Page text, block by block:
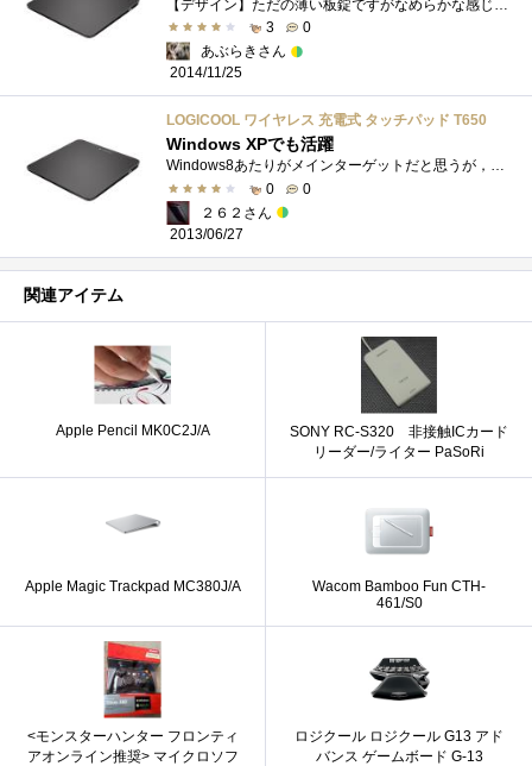
3
0
あぶらきさん
2014/11/25
LOGICOOL ワイヤレス 充電式 タッチパッド T650
Windows XPでも活躍
Windows8あたりがメインターゲットだと思うが，WindowsXPでも半分くらいの機能は使える．
0
0
２６２さん
2013/06/27
関連アイテム
Apple Pencil MK0C2J/A
SONY RC-S320 非接触ICカード
リーダー/ライター PaSoRi
Apple Magic Trackpad MC380J/A
Wacom Bamboo Fun CTH-
461/S0
<モンスターハンター フロンティ
アオンライン推奨> マイクロソフ
ロジクール ロジクール G13 アド
バンス ゲームボード G-13